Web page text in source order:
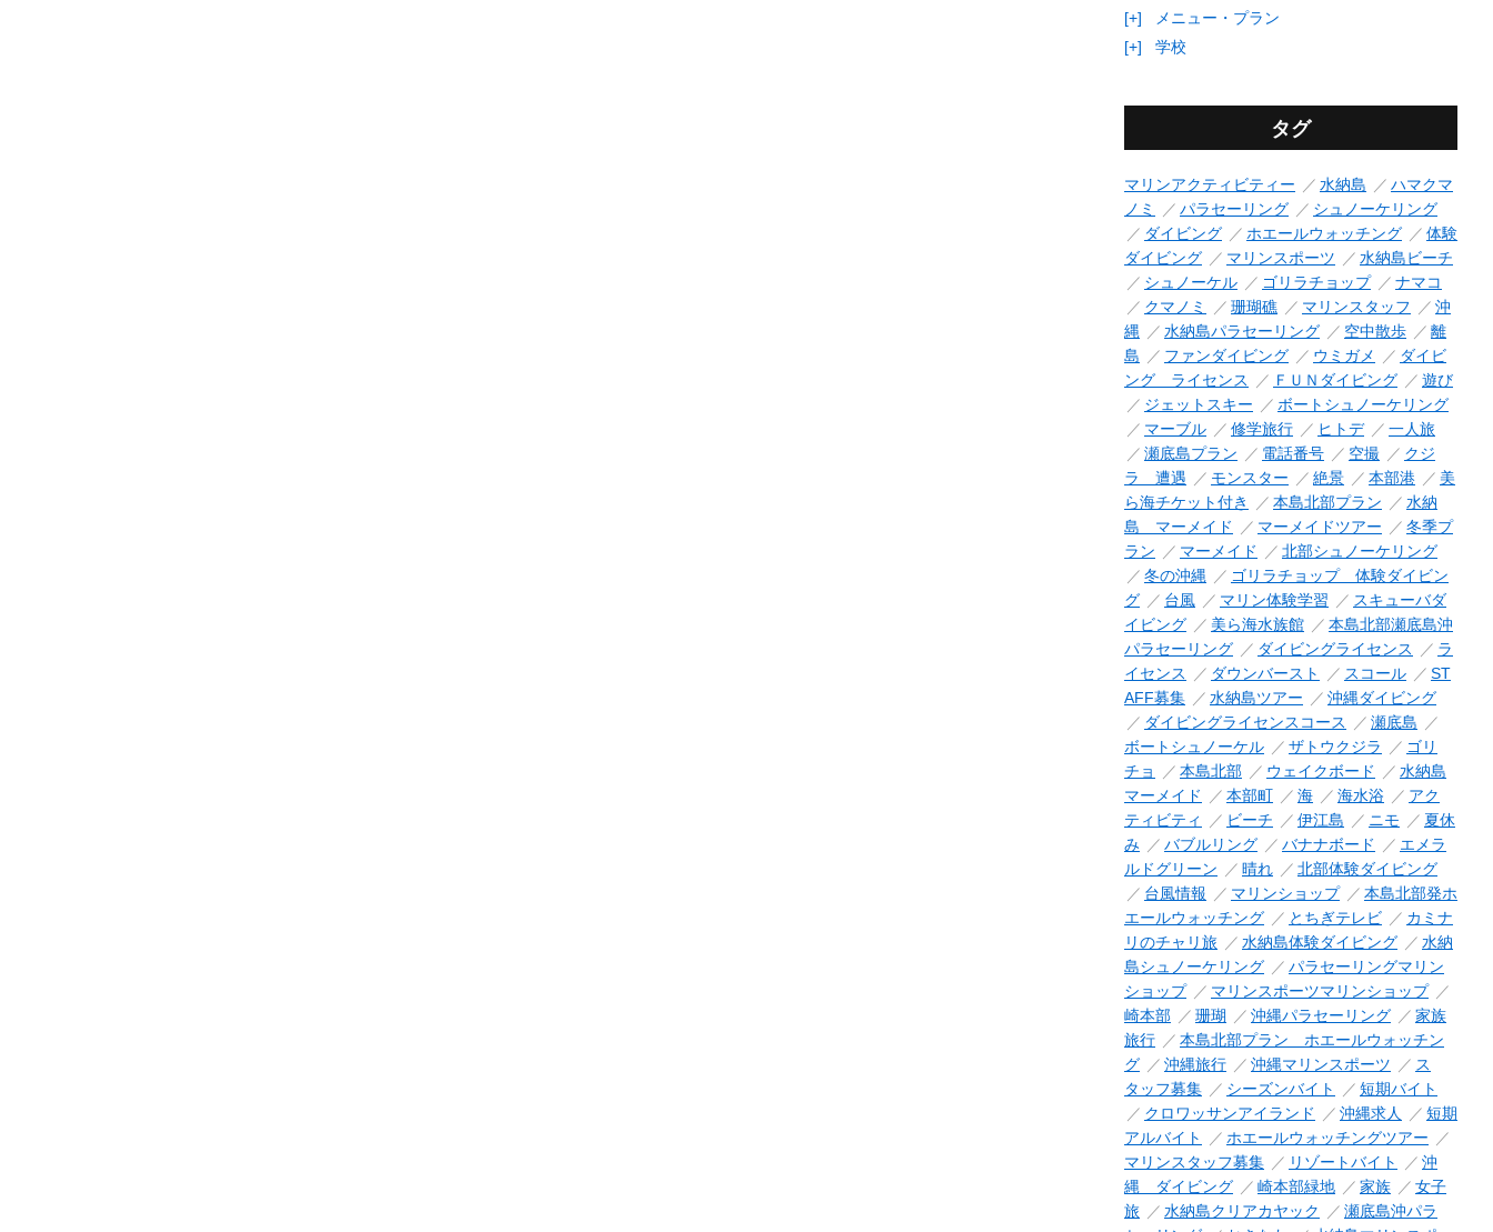
[+]
メニュー・プラン
[+]
学校
タグ
マリンアクティビティー 水納島
ハマクマ
ノミ
パラセーリング
シュノーケリング
ダイビング
ホエールウォッチング
体験
ダイビング
マリンスポーツ
水納島ビーチ
シュノーケル
ゴリラチョップ
ナマコ
クマノミ
珊瑚礁 マリンスタッフ
沖
縄
水納島パラセーリング 空中散歩
離
島
ファンダイビング ウミガメ
ダイビ
ング ライセンス
ＦＵＮダイビング
遊び
ジェットスキー
ボートシュノーケリング
マーブル
修学旅行 ヒトデ
一人旅
瀬底島プラン
電話番号 空撮
クジ
ラ 遭遇
モンスター 絶景 本部港
美
ら海チケット付き
本島北部プラン
水納
島 マーメイド
マーメイドツアー
冬季プ
ラン
マーメイド
北部シュノーケリング
冬の沖縄
ゴリラチョップ 体験ダイビン
グ
台風 マリン体験学習
スキューバダ
イビング
美ら海水族館
本島北部瀬底島沖
パラセーリング
ダイビングライセンス
ラ
イセンス
ダウンバースト スコール
ST
AFF募集
水納島ツアー
沖縄ダイビング
ダイビングライセンスコース
瀬底島
ボートシュノーケル
ザトウクジラ
ゴリ
チョ
本島北部 ウェイクボード
水納島
マーメイド
本部町 海 海水浴
アク
ティビティ
ビーチ 伊江島 ニモ
夏休
み
バブルリング バナナボード
エメラ
ルドグリーン
晴れ
北部体験ダイビング
台風情報
マリンショップ
本島北部発ホ
エールウォッチング
とちぎテレビ
カミナ
リのチャリ旅
水納島体験ダイビング
水納
島シュノーケリング
パラセーリングマリン
ショップ
マリンスポーツマリンショップ
崎本部
珊瑚 沖縄パラセーリング
家族
旅行
本島北部プラン ホエールウォッチン
グ
沖縄旅行 沖縄マリンスポーツ
ス
タッフ募集
シーズンバイト
短期バイト
クロワッサンアイランド
沖縄求人
短期
アルバイト
ホエールウォッチングツアー
マリンスタッフ募集
リゾートバイト
沖
縄 ダイビング
崎本部緑地 家族
女子
旅
水納島クリアカヤック
瀬底島沖パラ